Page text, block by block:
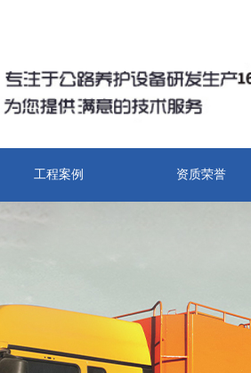
工程案例 资质荣誉